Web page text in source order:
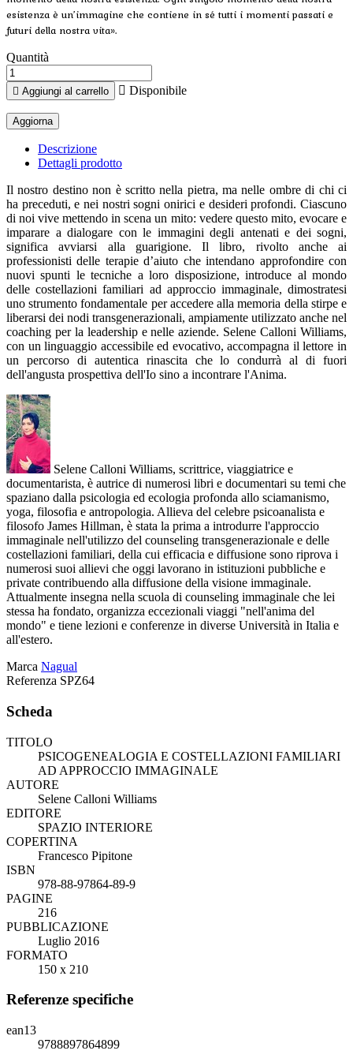
esistenza è un’immagine che contiene in sé tutti i momenti passati e
futuri della nostra vita».
Quantità
 Aggiungi al carrello  Disponibile
Descrizione
Dettagli prodotto
Il nostro destino non è scritto nella pietra, ma nelle ombre di chi ci
ha preceduti, e nei nostri sogni onirici e desideri profondi. Ciascuno
di noi vive mettendo in scena un mito: vedere questo mito, evocare e
imparare a dialogare con le immagini degli antenati e dei sogni,
significa avviarsi alla guarigione. Il libro, rivolto anche ai
professionisti delle terapie d’aiuto che intendano approfondire con
nuovi spunti le tecniche a loro disposizione, introduce al mondo
delle costellazioni familiari ad approccio immaginale, dimostratesi
uno strumento fondamentale per accedere alla memoria della stirpe e
liberarsi dei nodi transgenerazionali, ampiamente utilizzato anche nel
coaching per la leadership e nelle aziende. Selene Calloni Williams,
con un linguaggio accessibile ed evocativo, accompagna il lettore in
un percorso di autentica rinascita che lo condurrà al di fuori
dell'angusta prospettiva dell'Io sino a incontrare l'Anima.
Selene Calloni Williams, scrittrice, viaggiatrice e
documentarista, è autrice di numerosi libri e documentari su temi che
spaziano dalla psicologia ed ecologia profonda allo sciamanismo,
yoga, filosofia e antropologia. Allieva del celebre psicoanalista e
filosofo James Hillman, è stata la prima a introdurre l'approccio
immaginale nell'utilizzo del counseling transgenerazionale e delle
costellazioni familiari, della cui efficacia e diffusione sono riprova i
numerosi suoi allievi che oggi lavorano in istituzioni pubbliche e
private contribuendo alla diffusione della visione immaginale.
Attualmente insegna nella scuola di counseling immaginale che lei
stessa ha fondato, organizza eccezionali viaggi "nell'anima del
mondo" e tiene lezioni e conferenze in diverse Università in Italia e
all'estero.
Marca Nagual
Referenza SPZ64
Scheda
TITOLO
PSICOGENEALOGIA E COSTELLAZIONI FAMILIARI
AD APPROCCIO IMMAGINALE
AUTORE
Selene Calloni Williams
EDITORE
SPAZIO INTERIORE
COPERTINA
Francesco Pipitone
ISBN
978-88-97864-89-9
PAGINE
216
PUBBLICAZIONE
Luglio 2016
FORMATO
150 x 210
Referenze specifiche
ean13
9788897864899